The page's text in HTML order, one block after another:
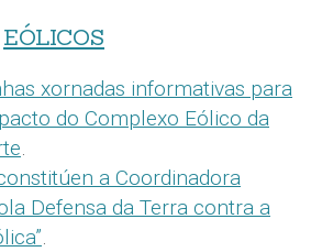
EÓLICOS
xornadas informativas para
do Complexo Eólico da
.
a Coordinadora
Defensa da Terra contra a
.